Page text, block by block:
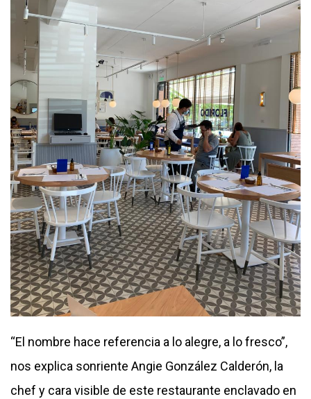
“El nombre hace referencia a lo alegre, a lo fresco”,
nos explica sonriente Angie González Calderón, la
chef y cara visible de este restaurante enclavado en